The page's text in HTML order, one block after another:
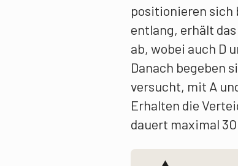
positionieren sich
entlang, erhält
ab, wobei auch D
Danach begeben
versucht, mit A
Erhalten die
dauert maximal 30